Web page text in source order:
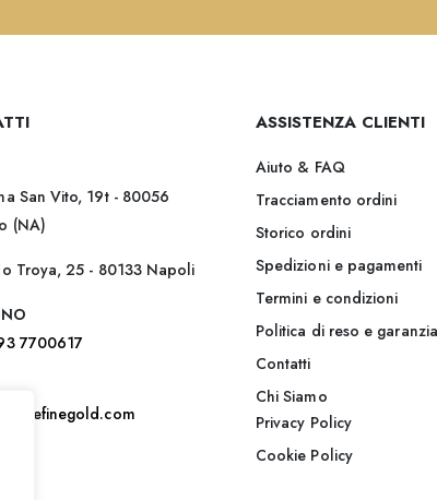
San Vito, 19t - 80056
(NA)
Troya, 25 - 80133 Napoli
7700617
ASSISTENZA CLIENTI
Aiuto & FAQ
Tracciamento ordini
Storico ordini
Spedizioni e pagamenti
Termini e condizioni
Politica di reso e garanzia
Contatti
Chi Siamo
Privacy Policy
Cookie Policy